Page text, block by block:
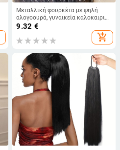
Μεταλλική φουρκέτα με ψηλή
αλογοουρά, γυναικεία καλοκαιρινή
φουρκέτα με κλιπ μαλλιών για το
κεφάλι 2022, νέα κομμωτική με
κλιπ μαλλιών υψηλής ποιότητας
9.32 €
add_shopping_cart